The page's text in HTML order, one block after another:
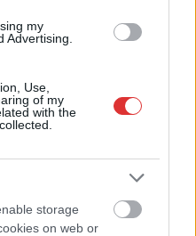
my
Advertising.
Use,
of my
with the
storage
on web or